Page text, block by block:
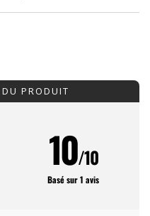
PRODUIT
10/10
Basé sur 1 avis